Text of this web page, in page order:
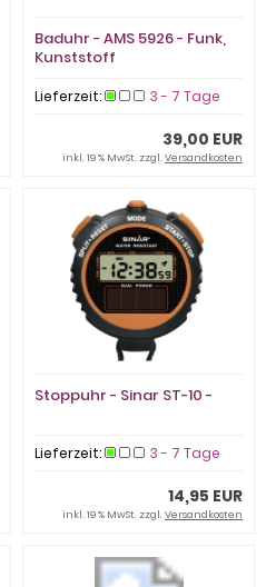
Baduhr - AMS 5926 - Funk,
Kunststoff
Lieferzeit: 3 - 7 Tage
39,00 EUR
inkl. 19 % MwSt. zzgl.Versandkosten
Stoppuhr - Sinar ST-10 -
Lieferzeit: 3 - 7 Tage
14,95 EUR
inkl. 19 % MwSt. zzgl.Versandkosten